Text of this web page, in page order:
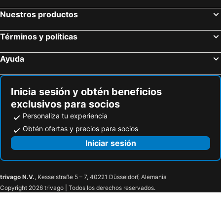
Nuestros productos
Términos y políticas
Ayuda
Inicia sesión y obtén beneficios
exclusivos para socios
Personaliza tu experiencia
Obtén ofertas y precios para socios
Iniciar sesión
trivago N.V., Kesselstraße 5 – 7, 40221 Düsseldorf, Alemania
Copyright 2026 trivago | Todos los derechos reservados.